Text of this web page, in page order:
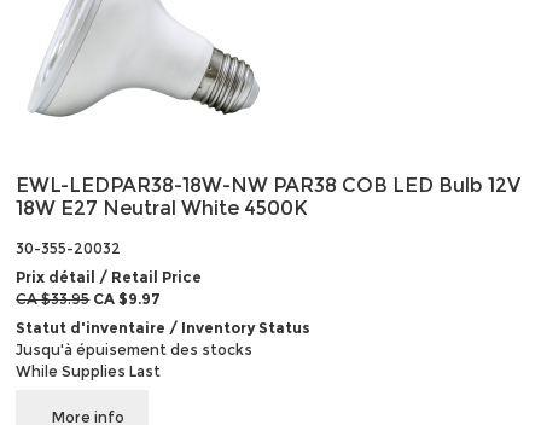
EWL-LEDPAR38-18W-NW PAR38 COB LED Bulb 12V
18W E27 Neutral White 4500K
30-355-20032
Prix détail / Retail Price
CA $33.95CA $9.97
Statut d'inventaire / Inventory Status
Jusqu'à épuisement des stocks
While Supplies Last
More info